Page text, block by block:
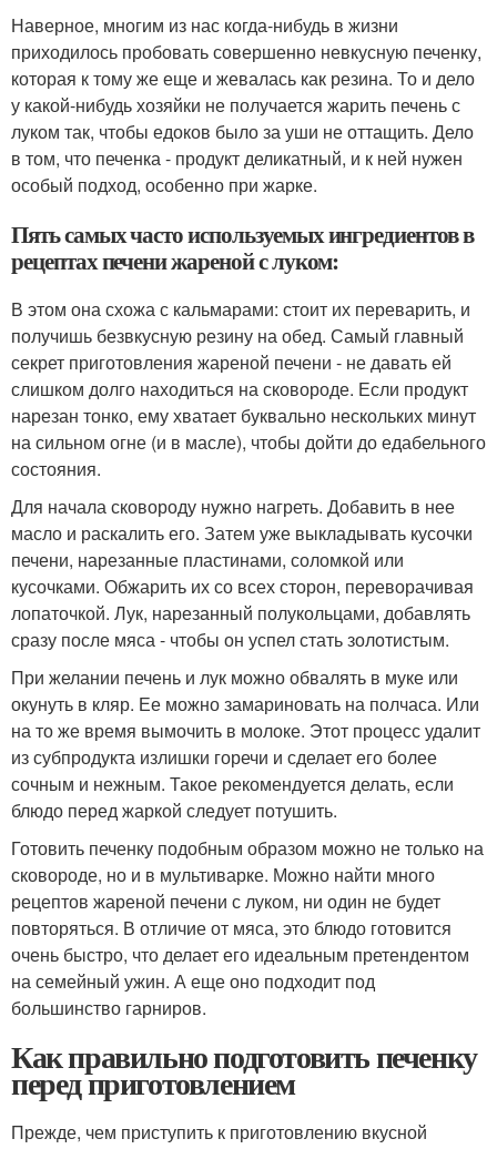
Наверное, многим из нас когда-нибудь в жизни
приходилось пробовать совершенно невкусную печенку,
которая к тому же еще и жевалась как резина. То и дело
у какой-нибудь хозяйки не получается жарить печень с
луком так, чтобы едоков было за уши не оттащить. Дело
в том, что печенка - продукт деликатный, и к ней нужен
особый подход, особенно при жарке.
Пять самых часто используемых ингредиентов в
рецептах печени жареной с луком:
В этом она схожа с кальмарами: стоит их переварить, и
получишь безвкусную резину на обед. Самый главный
секрет приготовления жареной печени - не давать ей
слишком долго находиться на сковороде. Если продукт
нарезан тонко, ему хватает буквально нескольких минут
на сильном огне (и в масле), чтобы дойти до едабельного
состояния.
Для начала сковороду нужно нагреть. Добавить в нее
масло и раскалить его. Затем уже выкладывать кусочки
печени, нарезанные пластинами, соломкой или
кусочками. Обжарить их со всех сторон, переворачивая
лопаточкой. Лук, нарезанный полукольцами, добавлять
сразу после мяса - чтобы он успел стать золотистым.
При желании печень и лук можно обвалять в муке или
окунуть в кляр. Ее можно замариновать на полчаса. Или
на то же время вымочить в молоке. Этот процесс удалит
из субпродукта излишки горечи и сделает его более
сочным и нежным. Такое рекомендуется делать, если
блюдо перед жаркой следует потушить.
Готовить печенку подобным образом можно не только на
сковороде, но и в мультиварке. Можно найти много
рецептов жареной печени с луком, ни один не будет
повторяться. В отличие от мяса, это блюдо готовится
очень быстро, что делает его идеальным претендентом
на семейный ужин. А еще оно подходит под
большинство гарниров.
Как правильно подготовить печенку
перед приготовлением
Прежде, чем приступить к приготовлению вкусной